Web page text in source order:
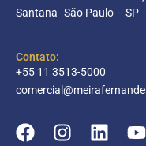
Santana São Paulo – SP
Contato:
+55 11 3513-5000